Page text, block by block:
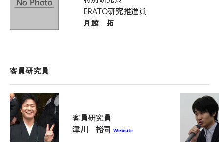
国立研究開発法人 理化学研究所
理化学研究所 横浜事業所
ERATO研究推進員
月館 拓
客員研究員
客員研究員
津川 裕司 Website